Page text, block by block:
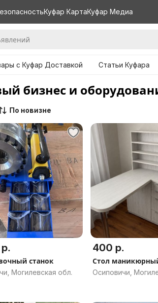
Куфар КартаКуфар Медиа
с Куфар Доставкой Статьи Куфара
бизнес и
По новизне
станок
Могилевская обл.
400 р.
Стол
Осиповичи,